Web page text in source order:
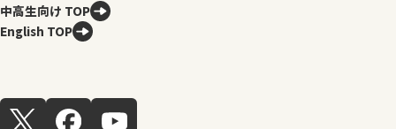
中高生向け TOP
English TOP